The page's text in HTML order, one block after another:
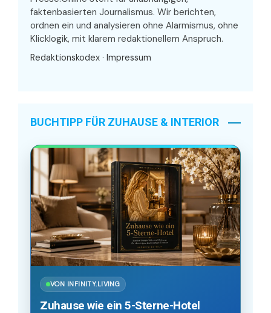
faktenbasierten Journalismus. Wir berichten,
ordnen ein und analysieren ohne Alarmismus, ohne
Klicklogik, mit klarem redaktionellem Anspruch.
Redaktionskodex · Impressum
BUCHTIPP FÜR ZUHAUSE & INTERIOR
VON INFINITY.LIVING
Zuhause wie ein 5-Sterne-Hotel